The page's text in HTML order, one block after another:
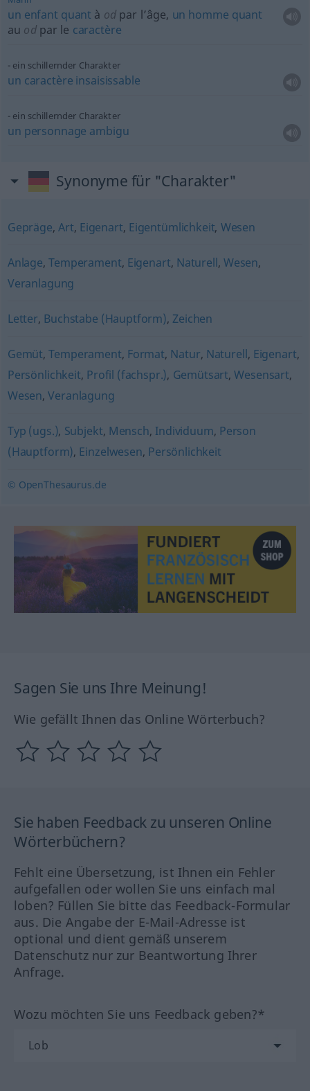
un enfant quant à odpar l’âge, un homme quant
au odpar le caractère
ein schillernder Charakter
un caractère insaisissable
ein schillernder Charakter
un personnage ambigu
Synonyme für "Charakter"
Gepräge,Art, Eigenart, Eigentümlichkeit, Wesen
Anlage,Temperament, Eigenart, Naturell, Wesen,
Veranlagung
Letter, Buchstabe (Hauptform), Zeichen
Gemüt,Temperament, Format, Natur, Naturell, Eigenart,
Persönlichkeit, Profil (fachspr.), Gemütsart,Wesensart,
Wesen,Veranlagung
Typ (ugs.), Subjekt, Mensch, Individuum, Person
(Hauptform), Einzelwesen, Persönlichkeit
© OpenThesaurus.de
Sagen Sie uns Ihre Meinung!
Wie gefällt Ihnen das Online Wörterbuch?
Sie haben Feedback zu unseren Online
Wörterbüchern?
Fehlt eine Übersetzung, ist Ihnen ein Fehler
aufgefallen oder wollen Sie uns einfach mal
loben? Füllen Sie bitte das Feedback-Formular
aus. Die Angabe der E-Mail-Adresse ist
optional und dient gemäß unserem
Datenschutz nur zur Beantwortung Ihrer
Anfrage.
Wozu möchten Sie uns Feedback geben?*